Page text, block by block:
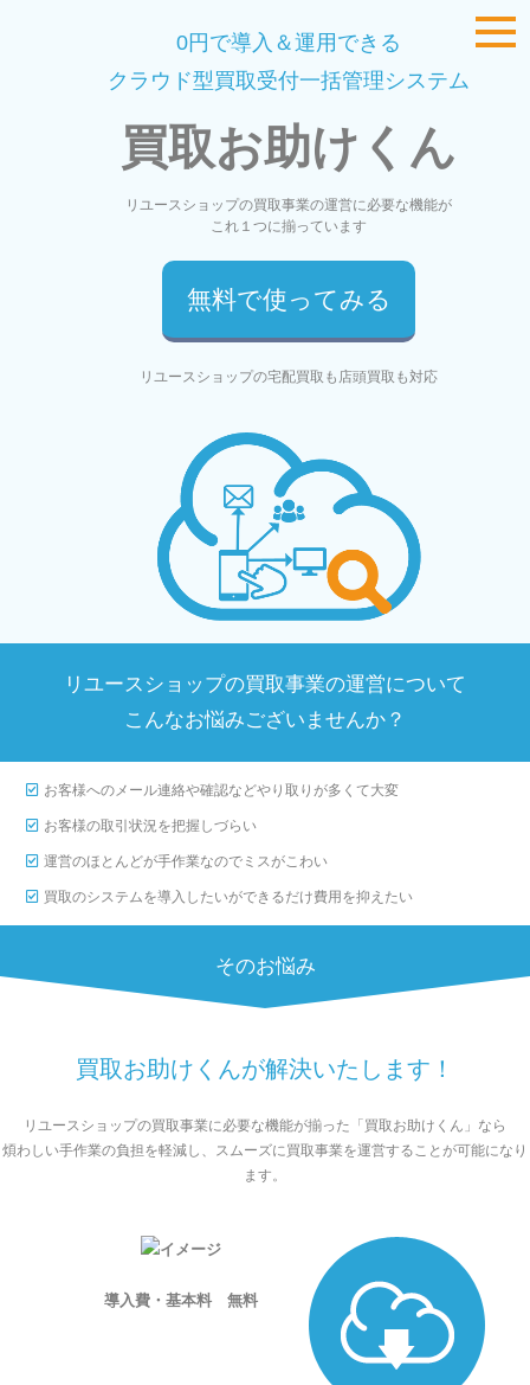
0円で導入＆運用できる
クラウド型買取受付一括管理システム
買取お助けくん
リユースショップの買取事業の運営に必要な機能が
これ１つに揃っています
無料で使ってみる
リユースショップの宅配買取も店頭買取も対応
リユースショップの買取事業の運営について
こんなお悩みございませんか？
お客様へのメール連絡や確認などやり取りが多くて大変
お客様の取引状況を把握しづらい
運営のほとんどが手作業なのでミスがこわい
買取のシステムを導入したいができるだけ費用を抑えたい
そのお悩み
買取お助けくんが解決いたします！
リユースショップの買取事業に必要な機能が揃った「買取お助けくん」なら
煩わしい手作業の負担を軽減し、スムーズに買取事業を運営することが可能になり
ます。
導入費・基本料 無料